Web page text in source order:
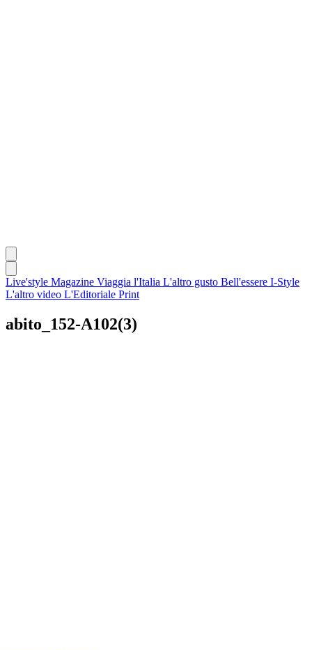
Live'style Magazine Viaggia l'Italia L'altro gusto Bell'essere I-Style
L'altro video L'Editoriale Print
abito_152-A102(3)